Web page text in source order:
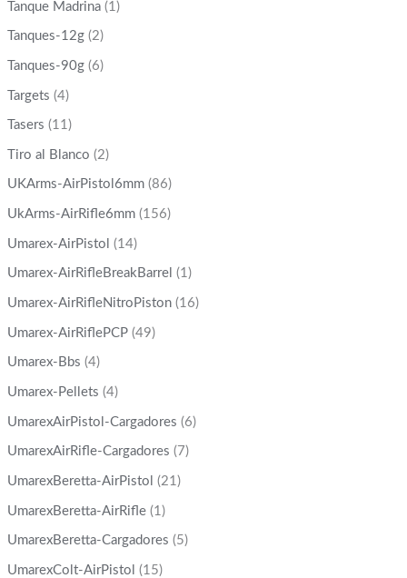
Tanque Madrina (1)
Tanques-12g (2)
Tanques-90g (6)
Targets (4)
Tasers (11)
Tiro al Blanco (2)
UKArms-AirPistol6mm (86)
UkArms-AirRifle6mm (156)
Umarex-AirPistol (14)
Umarex-AirRifleBreakBarrel (1)
Umarex-AirRifleNitroPiston (16)
Umarex-AirRiflePCP (49)
Umarex-Bbs (4)
Umarex-Pellets (4)
UmarexAirPistol-Cargadores (6)
UmarexAirRifle-Cargadores (7)
UmarexBeretta-AirPistol (21)
UmarexBeretta-AirRifle (1)
UmarexBeretta-Cargadores (5)
UmarexColt-AirPistol (15)